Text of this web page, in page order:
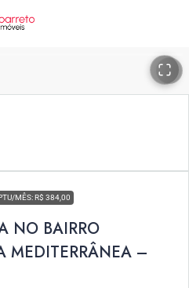
›
MÊS: R$ 384,00
NO BAIRRO
MEDITERRÂNEA –